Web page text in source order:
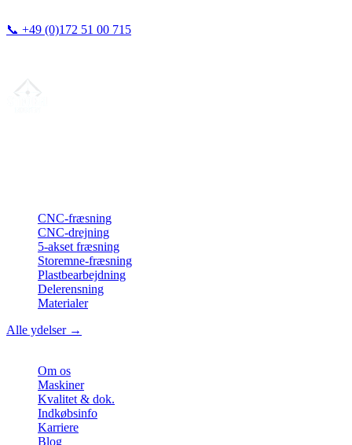
📞 +49 (0)172 51 00 715
CNC-fræsning
CNC-drejning
5-akset fræsning
Storemne-fræsning
Plastbearbejdning
Delerensning
Materialer
Alle ydelser →
Om os
Maskiner
Kvalitet & dok.
Indkøbsinfo
Karriere
Blog